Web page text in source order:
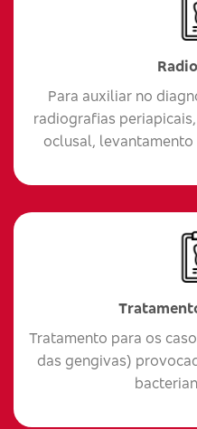
Para auxiliar no
radiografias
oclusal,
Tratamento para os
das gengivas)